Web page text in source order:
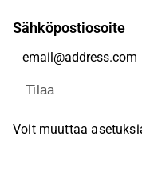
Sähköpostiosoite
Tilaa
Voit muuttaa